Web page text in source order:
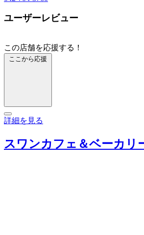
ユーザーレビュー
この店舗を応援する！
ここから応援
詳細を見る
スワンカフェ＆ベーカリ